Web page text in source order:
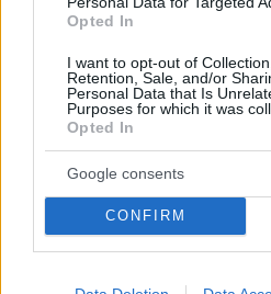
Opted In
I want to opt-out of
Retention, Sale, and/or
Personal Data that Is
Purposes for which it was
Opted In
Google consents
CONFIRM
20.04.2025, 09:09
Στην moussaka country ή
πορτοκαλέας, όλα αυτά
που αυτός ο "κακόμοιρος"
"παράτυπος μετανάστης"
συμπαρέσυρε και κάποιον
Θα ήμασταν τυχεροί αν κατά
κάποιο θύμα από την
γιατί τότε τα μέτρα που θα